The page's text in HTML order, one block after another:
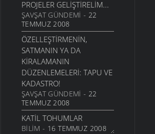
PROJELER GELIŞTIRELIM...
ŞAVŞAT GÜNDEMI - 22
TEMMUZ 2008
ÖZELLEŞTIRMENIN,
SATMANIN YA DA
KIRALAMANIN
DÜZENLEMELERI: TAPU VE
KADASTRO!
ŞAVŞAT GÜNDEMI - 22
TEMMUZ 2008
KATIL TOHUMLAR
BILIM - 16 TEMMUZ 2008